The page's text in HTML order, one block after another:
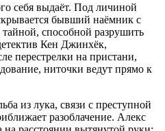
себя выдаёт. Под личиной
бывший наёмник с
способной разрушить
Кен Джинхёк,
перестрелки на пристани,
ниточки ведут прямо к
из лука, связи с преступной
разоблачение. Алекс